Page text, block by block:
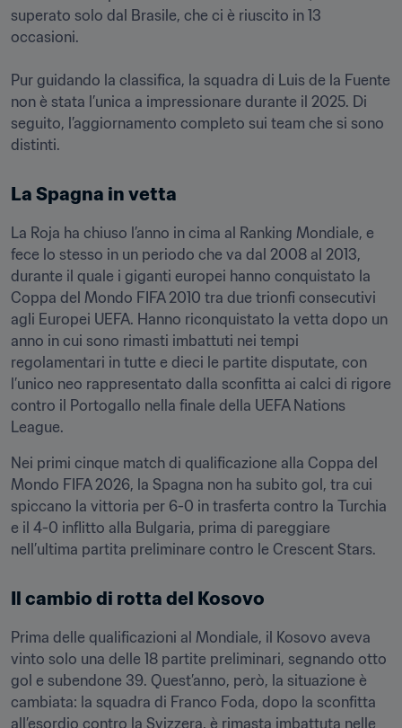
superato solo dal Brasile, che ci è riuscito in 13
occasioni.
Pur guidando la classifica, la squadra di Luis de la Fuente
non è stata l’unica a impressionare durante il 2025. Di
seguito, l’aggiornamento completo sui team che si sono
distinti.
La Spagna in vetta
La Roja ha chiuso l’anno in cima al Ranking Mondiale, e
fece lo stesso in un periodo che va dal 2008 al 2013,
durante il quale i giganti europei hanno conquistato la
Coppa del Mondo FIFA 2010 tra due trionfi consecutivi
agli Europei UEFA. Hanno riconquistato la vetta dopo un
anno in cui sono rimasti imbattuti nei tempi
regolamentari in tutte e dieci le partite disputate, con
l’unico neo rappresentato dalla sconfitta ai calci di rigore
contro il Portogallo nella finale della UEFA Nations
League.
Nei primi cinque match di qualificazione alla Coppa del
Mondo FIFA 2026, la Spagna non ha subito gol, tra cui
spiccano la vittoria per 6-0 in trasferta contro la Turchia
e il 4-0 inflitto alla Bulgaria, prima di pareggiare
nell’ultima partita preliminare contro le Crescent Stars.
Il cambio di rotta del Kosovo
Prima delle qualificazioni al Mondiale, il Kosovo aveva
vinto solo una delle 18 partite preliminari, segnando otto
gol e subendone 39. Quest’anno, però, la situazione è
cambiata: la squadra di Franco Foda, dopo la sconfitta
all’esordio contro la Svizzera, è rimasta imbattuta nelle